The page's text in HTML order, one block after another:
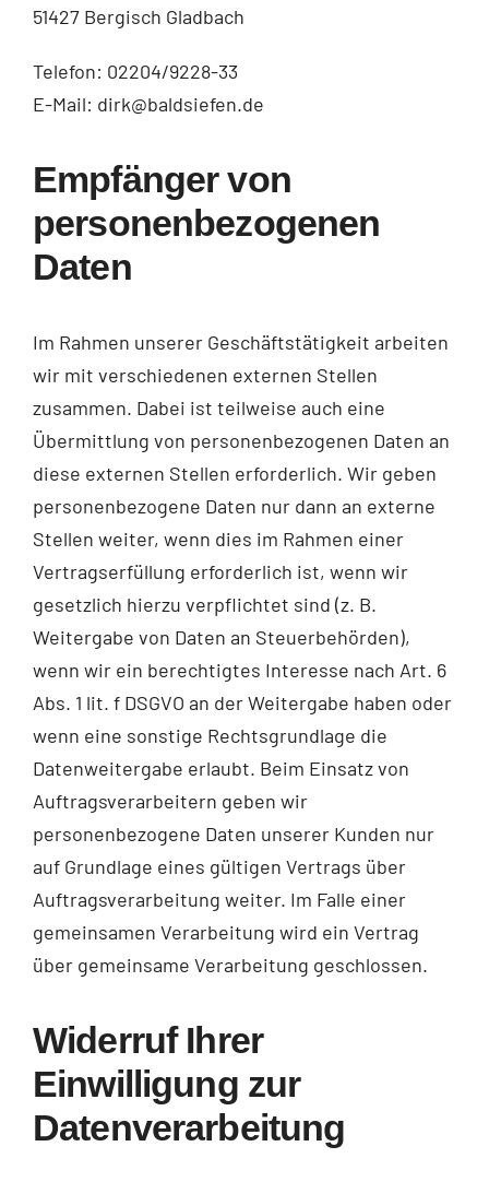
51427 Bergisch Gladbach
Telefon: 02204/9228-33
E-Mail: dirk@baldsiefen.de
Empfänger von
personenbezogenen
Daten
Im Rahmen unserer Geschäftstätigkeit arbeiten
wir mit verschiedenen externen Stellen
zusammen. Dabei ist teilweise auch eine
Übermittlung von personenbezogenen Daten an
diese externen Stellen erforderlich. Wir geben
personenbezogene Daten nur dann an externe
Stellen weiter, wenn dies im Rahmen einer
Vertragserfüllung erforderlich ist, wenn wir
gesetzlich hierzu verpflichtet sind (z. B.
Weitergabe von Daten an Steuerbehörden),
wenn wir ein berechtigtes Interesse nach Art. 6
Abs. 1 lit. f DSGVO an der Weitergabe haben oder
wenn eine sonstige Rechtsgrundlage die
Datenweitergabe erlaubt. Beim Einsatz von
Auftragsverarbeitern geben wir
personenbezogene Daten unserer Kunden nur
auf Grundlage eines gültigen Vertrags über
Auftragsverarbeitung weiter. Im Falle einer
gemeinsamen Verarbeitung wird ein Vertrag
über gemeinsame Verarbeitung geschlossen.
Widerruf Ihrer
Einwilligung zur
Datenverarbeitung